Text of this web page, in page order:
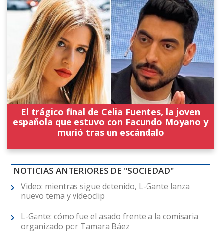
El trágico final de Celia Fuentes, la joven
española que estuvo con Facundo Moyano y
murió tras un escándalo
NOTICIAS ANTERIORES DE "SOCIEDAD"
Video: mientras sigue detenido, L-Gante lanza
nuevo tema y videoclip
L-Gante: cómo fue el asado frente a la comisaria
organizado por Tamara Báez